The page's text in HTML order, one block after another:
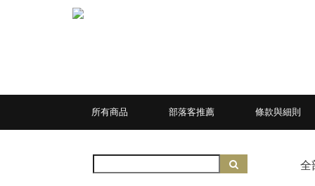
所有商品 部落客推薦 條款與細則
全